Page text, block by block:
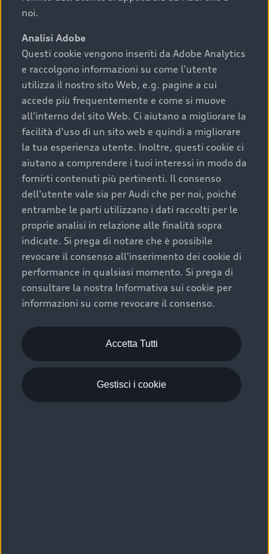
acquistare un’auto usata, oltre al prezzo e all'aspetto,
chilometraggio: un valore contenuto corrisponde a
uno stato migliore del veicolo e a una maggiore
durata nel tempo;
cronologia dei tagliandi: una documentazione
completa della vettura certifica una manutenzione
costante e accurata;
condizioni della carrozzeria e degli interni: una
buona conservazione evidenzia cura e attenzione del
precedente proprietario;
efficienza meccanica: motore, trasmissione e
componenti principali in ottimo stato garantiscono
prestazioni affidabili e sicure.
Acquistare un’auto usata in una Concessionaria ufficiale
Audi che offre l’usato garantito tramite Audi Prima
Scelta :plus, significa affidarsi ad un prodotto che viene
sottoposto a 110 controlli approfonditi e coperto da
garanzia fino a 4 anni per una maggiore tutela del tuo
acquisto.
noi.
Analisi Adobe
Questi cookie vengono inseriti da Adobe Analytics
e raccolgono informazioni su come l'utente
utilizza il nostro sito Web, e.g. pagine a cui
accede più frequentemente e come si muove
all'interno del sito Web. Ci aiutano a migliorare la
facilità d'uso di un sito web e quindi a migliorare
la tua esperienza utente. Inoltre, questi cookie ci
aiutano a comprendere i tuoi interessi in modo da
fornirti contenuti più pertinenti. Il consenso
dell'utente vale sia per Audi che per noi, poiché
entrambe le parti utilizzano i dati raccolti per le
proprie analisi in relazione alle finalità sopra
indicate. Si prega di notare che è possibile
revocare il consenso all'inserimento dei cookie di
performance in qualsiasi momento. Si prega di
consultare la nostra Informativa sui cookie per
informazioni su come revocare il consenso.
Accetta Tutti
Gestisci i cookie